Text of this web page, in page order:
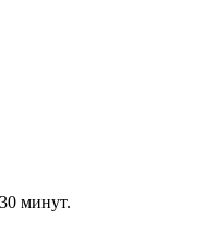
минут.